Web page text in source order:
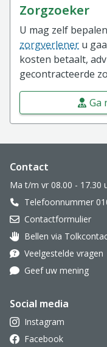
Zorgzoeker
U mag zelf
zorgverlener u
kosten betaalt,
gecontracteerde
Ga
Website
Contact
Ma t/m vr 08.00 - 17.30
Telefoonnummer
Contactformulier
Oor met hoortoestel
Bellen via
Veelgestelde vragen
Geef uw mening
Social media
Instagram
Facebook